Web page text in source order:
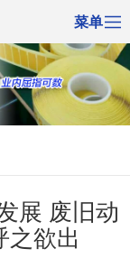
菜单
展 废旧动
之欲出